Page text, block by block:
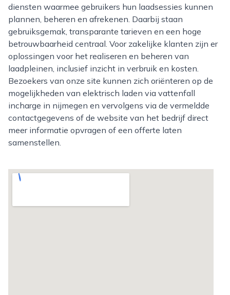
diensten waarmee gebruikers hun laadsessies kunnen
plannen, beheren en afrekenen. Daarbij staan
gebruiksgemak, transparante tarieven en een hoge
betrouwbaarheid centraal. Voor zakelijke klanten zijn er
oplossingen voor het realiseren en beheren van
laadpleinen, inclusief inzicht in verbruik en kosten.
Bezoekers van onze site kunnen zich oriënteren op de
mogelijkheden van elektrisch laden via vattenfall
incharge in nijmegen en vervolgens via de vermeldde
contactgegevens of de website van het bedrijf direct
meer informatie opvragen of een offerte laten
samenstellen.